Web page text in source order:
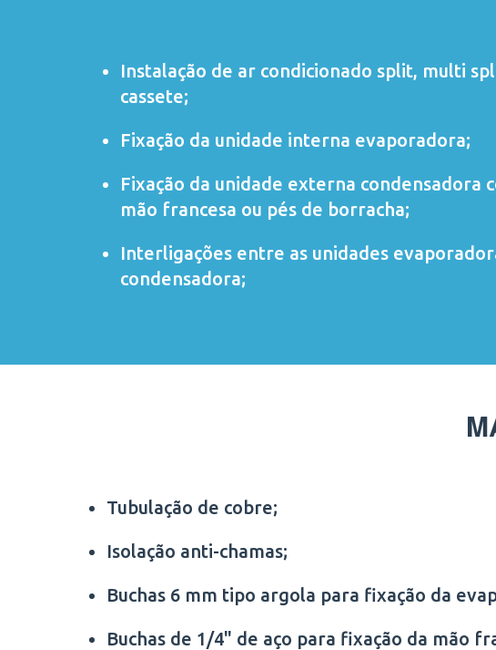
Instalação de ar condicionado split, multi
cassete;
Fixação da unidade interna evaporadora;
Fixação da unidade externa condensadora
mão francesa ou pés de borracha;
Interligações entre as unidades
condensadora;
Tubulação de cobre;
Isolação anti-chamas;
Buchas 6 mm tipo argola para fixação da
Buchas de 1/4" de aço para fixação da mão